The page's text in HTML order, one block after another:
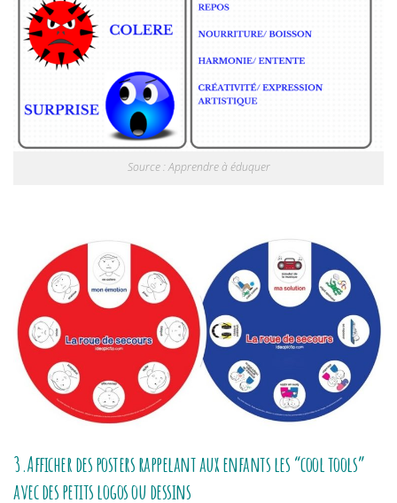
Source : Apprendre à éduquer
3.Afficher des posters rappelant aux enfants les “cool tools”
avec des petits logos ou dessins